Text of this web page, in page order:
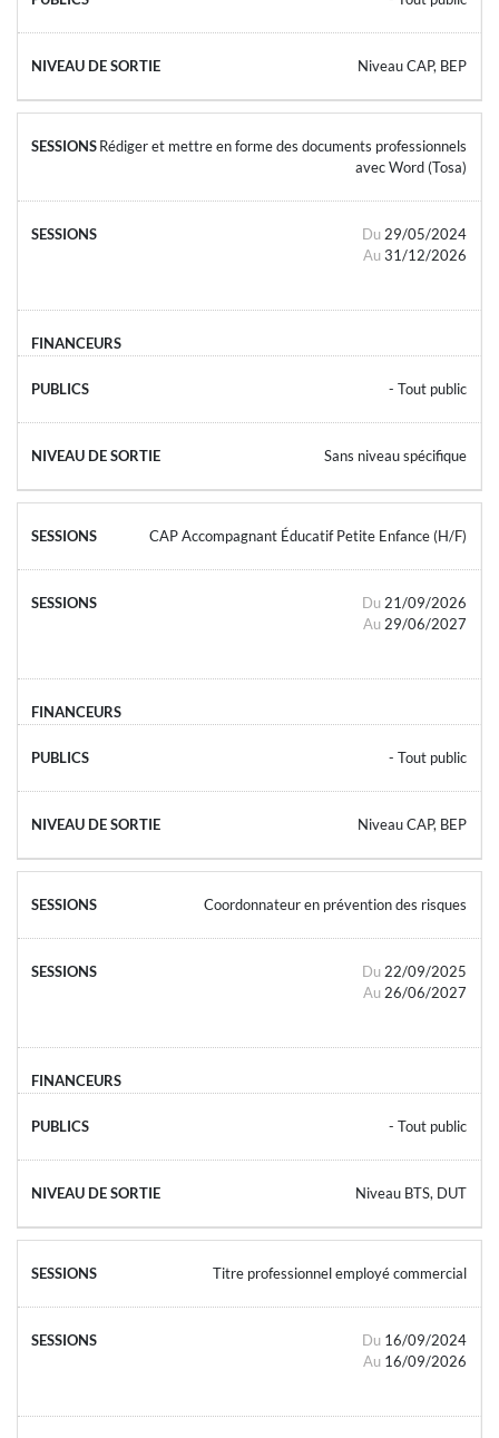
Niveau CAP, BEP
Rédiger et mettre en forme des documents professionnels
avec Word (Tosa)
Du 29/05/2024
Au 31/12/2026
- Tout public
Sans niveau spécifique
CAP Accompagnant Éducatif Petite Enfance (H/F)
Du 21/09/2026
Au 29/06/2027
- Tout public
Niveau CAP, BEP
Coordonnateur en prévention des risques
Du 22/09/2025
Au 26/06/2027
- Tout public
Niveau BTS, DUT
Titre professionnel employé commercial
Du 16/09/2024
Au 16/09/2026